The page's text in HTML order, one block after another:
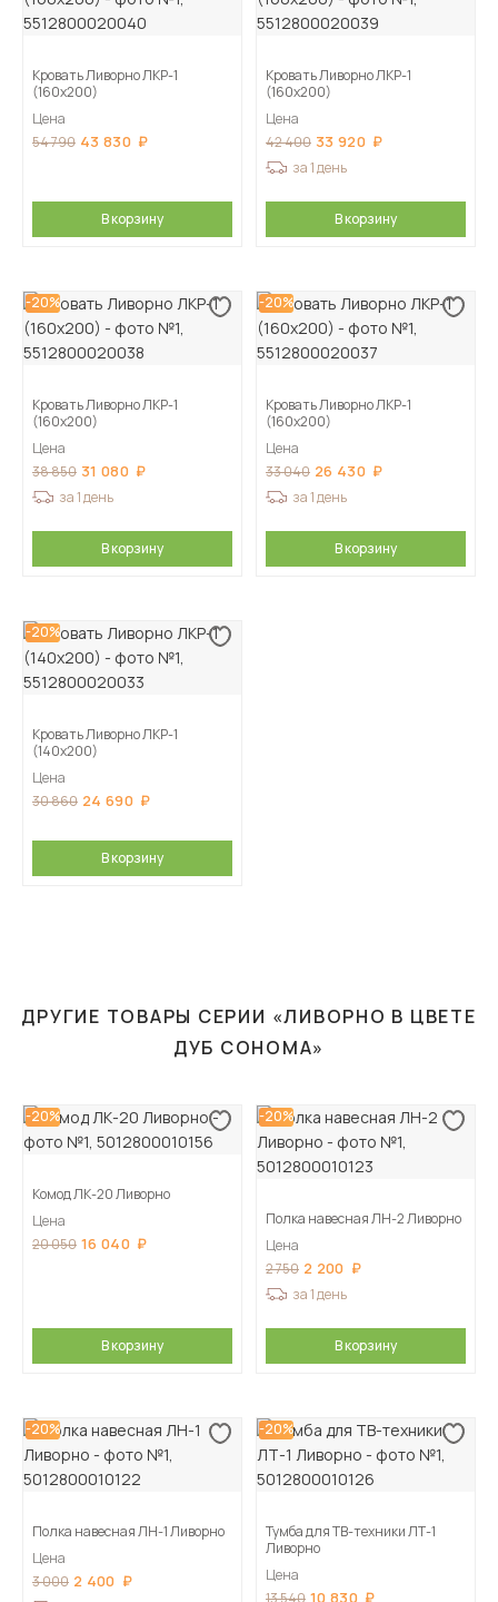
Кровать Ливорно ЛКР-1
(160х200)
Цена
54 790 43 830
В корзину
Кровать Ливорно ЛКР-1
(160х200)
Цена
42 400 33 920
за 1 день
В корзину
-20%
Кровать Ливорно ЛКР-1
(160х200)
Цена
38 850 31 080
за 1 день
В корзину
-20%
Кровать Ливорно ЛКР-1
(160х200)
Цена
33 040 26 430
за 1 день
В корзину
-20%
Кровать Ливорно ЛКР-1
(140х200)
Цена
30 860 24 690
В корзину
ДРУГИЕ ТОВАРЫ СЕРИИ «ЛИВОРНО В ЦВЕТЕ
ДУБ СОНОМА»
-20%
Комод ЛК-20 Ливорно
Цена
20 050 16 040
В корзину
-20%
Полка навесная ЛН-2 Ливорно
Цена
2 750 2 200
за 1 день
В корзину
-20%
Полка навесная ЛН-1 Ливорно
Цена
3 000 2 400
-20%
Тумба для ТВ-техники ЛТ-1
Ливорно
Цена
13 540 10 830